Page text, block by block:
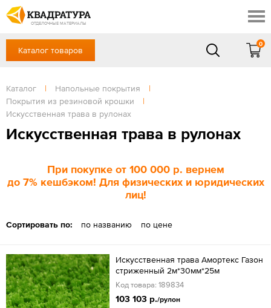
ОТДЕЛОЧНЫЕ МАТЕРИАЛЫ
Профи
Доставка и оплата
Готовые решения
Акции
Отзывы
+7 (391) 222-30-37
Сб, Вс — выходной
ЗАКАЗАТЬ ЗВОНОК
Вход Регистрация
Каталог товаров
0
Каталог | Напольные покрытия
|
Покрытия из резиновой крошки
|
Искусственная трава в рулонах
Искусственная трава в рулонах
При покупке от 100 000 р. вернем
до 7% кешбэком! Для физических и юридических
лиц!
Сортировать по: по названию по цене
Искусственная трава Амортекс Газон
стриженный 2м*30мм*25м
Код товара: 189834
103 103 р./рулон